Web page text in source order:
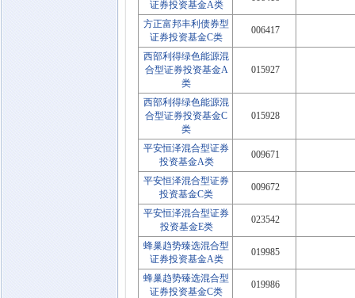
证券投资基金A类
方正富邦丰利债券型
证券投资基金C类
006417
西部利得绿色能源混
合型证券投资基金A
类
015927
西部利得绿色能源混
合型证券投资基金C
类
015928
平安恒泽混合型证券
投资基金A类
009671
平安恒泽混合型证券
投资基金C类
009672
平安恒泽混合型证券
投资基金E类
023542
蜂巢趋势臻选混合型
证券投资基金A类
019985
蜂巢趋势臻选混合型
证券投资基金C类
019986